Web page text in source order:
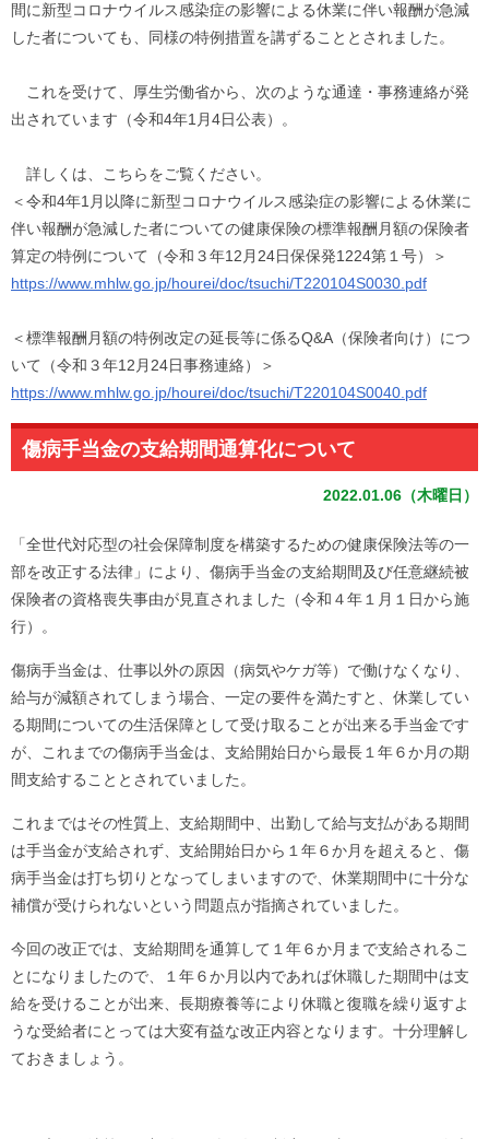
間に新型コロナウイルス感染症の影響による休業に伴い報酬が急減
した者についても、同様の特例措置を講ずることとされました。
これを受けて、厚生労働省から、次のような通達・ 事務連絡が発
出されています（令和4年1月4日公表）。
詳しくは、こちらをご覧ください。
＜令和4年1月以降に新型コロナウイルス感染症の影響による休業に
伴い報酬が急減した者についての健康保険の標準報酬月額の保険者
算定の特例について（令和３年12月24日保保発1224第１号）＞
https://www.mhlw.go.jp/hourei/doc/tsuchi/T220104S0030.pdf
＜標準報酬月額の特例改定の延長等に係るQ&A（保険者向け） につ
いて（令和３年12月24日事務連絡）＞
https://www.mhlw.go.jp/hourei/doc/tsuchi/T220104S0040.pdf
傷病手当金の支給期間通算化について
2022.01.06（木曜日）
「全世代対応型の社会保障制度を構築するための健康保険法等の一
部を改正する法律」により、傷病手当金の支給期間及び任意継続被
保険者の資格喪失事由が見直されました（令和４年１月１日から施
行）。
傷病手当金は、仕事以外の原因（病気やケガ等）で働けなくなり、
給与が減額されてしまう場合、一定の要件を満たすと、休業してい
る期間についての生活保障として受け取ることが出来る手当金です
が、これまでの傷病手当金は、支給開始日から最長１年６か月の期
間支給することとされていました。
これまではその性質上、支給期間中、出勤して給与支払がある期間
は手当金が支給されず、支給開始日から１年６か月を超えると、傷
病手当金は打ち切りとなってしまいますので、休業期間中に十分な
補償が受けられないという問題点が指摘されていました。
今回の改正では、支給期間を通算して１年６か月まで支給されるこ
とになりましたので、１年６か月以内であれば休職した期間中は支
給を受けることが出来、長期療養等により休職と復職を繰り返すよ
うな受給者にとっては大変有益な改正内容となります。十分理解し
ておきましょう。